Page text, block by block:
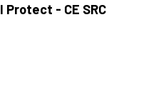
- CE SRC